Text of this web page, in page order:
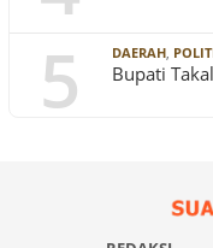
5 DAERAH,
Bupati